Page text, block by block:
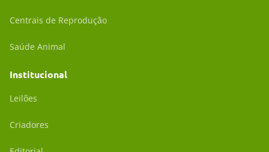
Centrais de Reprodução
Saúde Animal
Institucional
Leilões
Criadores